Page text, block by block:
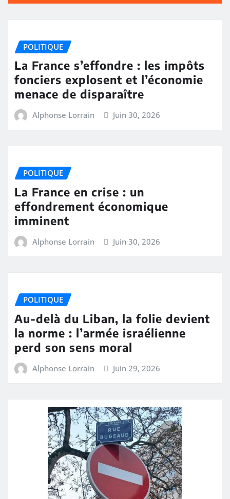
POLITIQUE
La France s’effondre : les impôts
fonciers explosent et l’économie
menace de disparaître
Alphonse Lorrain Juin 30, 2026
POLITIQUE
La France en crise : un
effondrement économique
imminent
Alphonse Lorrain Juin 30, 2026
POLITIQUE
Au-delà du Liban, la folie devient
la norme : l’armée israélienne
perd son sens moral
Alphonse Lorrain Juin 29, 2026